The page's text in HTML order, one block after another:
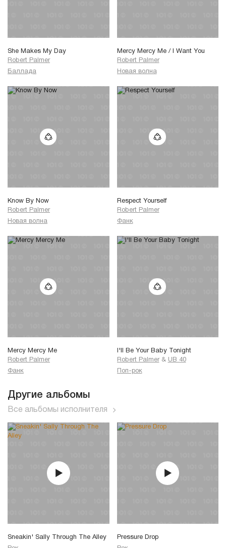
She Makes My Day
Robert Palmer
Баллада
Mercy Mercy Me / I Want You
Robert Palmer
Новая волна
Know By Now
Robert Palmer
Новая волна
Respect Yourself
Robert Palmer
Фанк
Mercy Mercy Me
Robert Palmer
Фанк
I'll Be Your Baby Tonight
Robert Palmer & UB 40
Поп-рок
Другие альбомы
Все альбомы исполнителя
Sneakin' Sally Through The Alley
Pressure Drop